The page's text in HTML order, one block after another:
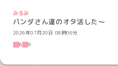
みるみ
パンダさん達のオタ活した〜
2026年07月20日 08時06分
6
9